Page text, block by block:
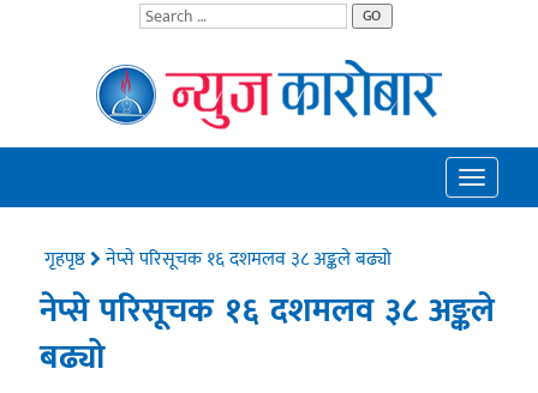
GO
Toggle
गृहपृष्ठ नेप्से परिसूचक १६ दशमलव ३८ अङ्कले बढ्यो
नेप्से परिसूचक १६ दशमलव ३८ अङ्कले
बढ्यो